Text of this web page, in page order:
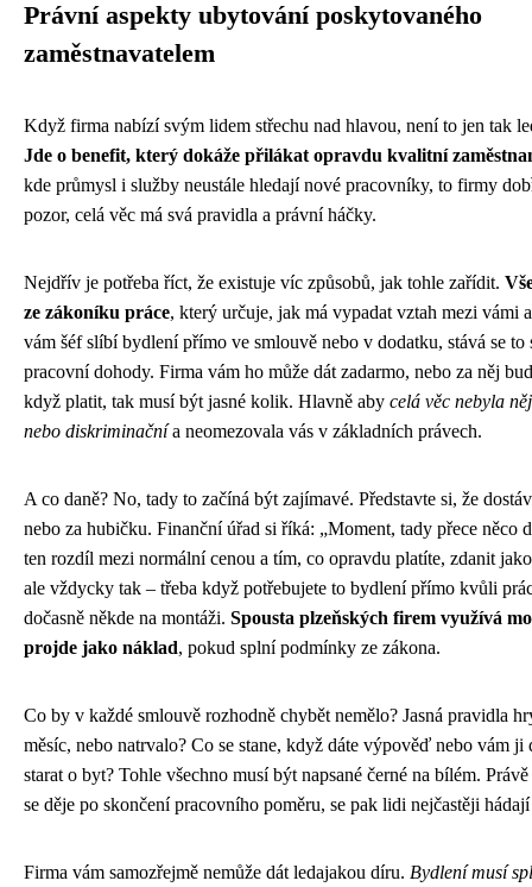
Právní aspekty ubytování poskytovaného
zaměstnavatelem
Když firma nabízí svým lidem střechu nad hlavou, není to jen tak
Jde o benefit, který dokáže přilákat opravdu kvalitní
kde průmysl i služby neustále hledají nové pracovníky, to firmy
pozor, celá věc má svá pravidla a právní háčky.
Nejdřív je potřeba říct, že existuje víc způsobů, jak tohle zařídit.
ze zákoníku práce, který určuje, jak má vypadat vztah mezi vámi
vám šéf slíbí bydlení přímo ve smlouvě nebo v dodatku, stává se to
pracovní dohody. Firma vám ho může dát zadarmo, nebo za něj
když platit, tak musí být jasné kolik. Hlavně aby celá věc nebyla
nebo diskriminačnía neomezovala vás v základních právech.
A co daně? No, tady to začíná být zajímavé. Představte si, že
nebo za hubičku. Finanční úřad si říká: „Moment, tady přece něco
ten rozdíl mezi normální cenou a tím, co opravdu platíte, zdanit
ale vždycky tak – třeba když potřebujete to bydlení přímo kvůli
dočasně někde na montáži. Spousta plzeňských firem využívá
projde jako náklad, pokud splní podmínky ze zákona.
Co by v každé smlouvě rozhodně chybět nemělo? Jasná pravidla
měsíc, nebo natrvalo? Co se stane, když dáte výpověď nebo vám ji
starat o byt? Tohle všechno musí být napsané černé na bílém.
se děje po skončení pracovního poměru, se pak lidi nejčastěji
Firma vám samozřejmě nemůže dát ledajakou díru. Bydlení musí